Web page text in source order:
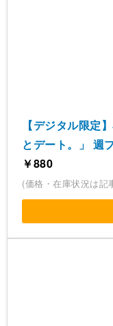
【デジタル限定
とデート。」 週
￥880
(価格・在庫状況は記